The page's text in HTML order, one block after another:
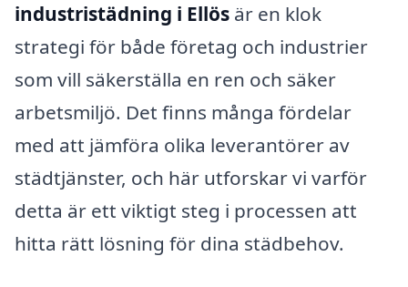
industristädning i Ellös är en klok
strategi för både företag och industrier
som vill säkerställa en ren och säker
arbetsmiljö. Det finns många fördelar
med att jämföra olika leverantörer av
städtjänster, och här utforskar vi varför
detta är ett viktigt steg i processen att
hitta rätt lösning för dina städbehov.